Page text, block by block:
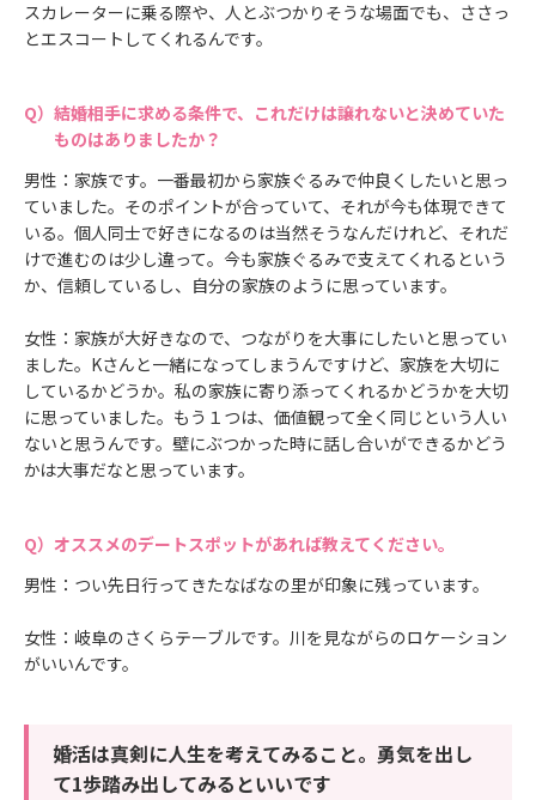
スカレーターに乗る際や、人とぶつかりそうな場面でも、ささっ
とエスコートしてくれるんです。
結婚相手に求める条件で、これだけは譲れないと決めていた
ものはありましたか？
男性：家族です。一番最初から家族ぐるみで仲良くしたいと思っ
ていました。そのポイントが合っていて、それが今も体現できて
いる。個人同士で好きになるのは当然そうなんだけれど、それだ
けで進むのは少し違って。今も家族ぐるみで支えてくれるという
か、信頼しているし、自分の家族のように思っています。
女性：家族が大好きなので、つながりを大事にしたいと思ってい
ました。Kさんと一緒になってしまうんですけど、家族を大切に
しているかどうか。私の家族に寄り添ってくれるかどうかを大切
に思っていました。もう１つは、価値観って全く同じという人い
ないと思うんです。壁にぶつかった時に話し合いができるかどう
かは大事だなと思っています。
オススメのデートスポットがあれば教えてください。
男性：つい先日行ってきたなばなの里が印象に残っています。
女性：岐阜のさくらテーブルです。川を見ながらのロケーション
がいいんです。
婚活は真剣に人生を考えてみること。勇気を出し
て1歩踏み出してみるといいです